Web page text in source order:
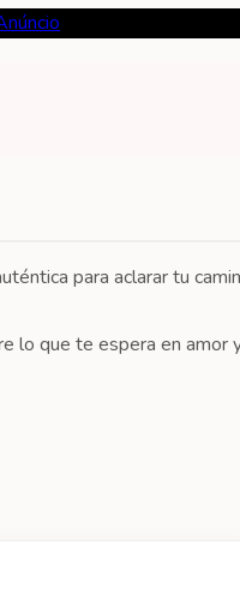
para aclarar tu
lo que te espera en amor